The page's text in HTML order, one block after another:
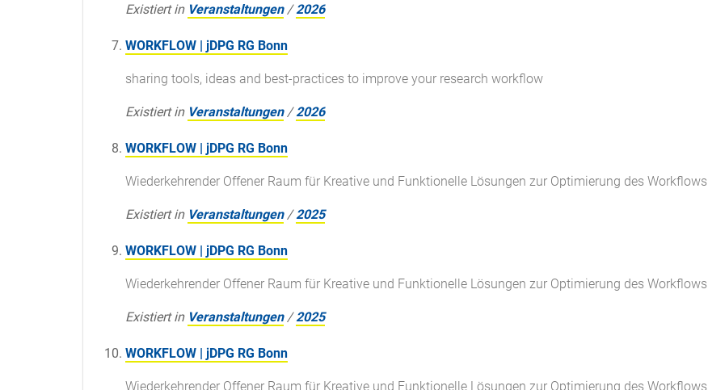
Existiert in Veranstaltungen /2026
WORKFLOW | jDPG RG Bonn
sharing tools, ideas and best-practices to improve your research workflow
Existiert in Veranstaltungen /2026
WORKFLOW | jDPG RG Bonn
Wiederkehrender Offener Raum für Kreative und Funktionelle Lösungen zur Optimierung des Workflows
Existiert in Veranstaltungen /2025
WORKFLOW | jDPG RG Bonn
Wiederkehrender Offener Raum für Kreative und Funktionelle Lösungen zur Optimierung des Workflows
Existiert in Veranstaltungen /2025
WORKFLOW | jDPG RG Bonn
Wiederkehrender Offener Raum für Kreative und Funktionelle Lösungen zur Optimierung des Workflows